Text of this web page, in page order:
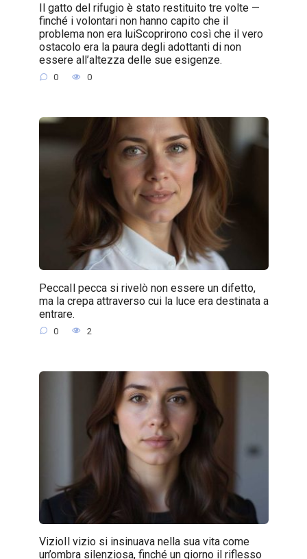
Il gatto del rifugio è stato restituito tre volte —
finché i volontari non hanno capito che il
problema non era luiScoprirono così che il vero
ostacolo era la paura degli adottanti di non
essere all’altezza delle sue esigenze.
0 0
PeccaIl pecca si rivelò non essere un difetto,
ma la crepa attraverso cui la luce era destinata a
entrare.
0 2
VizioIl vizio si insinuava nella sua vita come
un’ombra silenziosa, finché un giorno il riflesso